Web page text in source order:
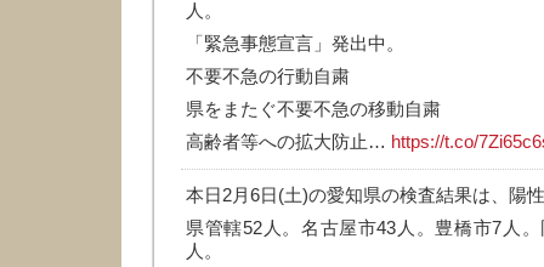
人。
「緊急事態宣言」発出中。
不要不急の行動自粛
県をまたぐ不要不急の移動自粛
高齢者等への拡大防止… https://t.co/
本日2月6日(土)の愛知県の検査結果は、陽
県管轄52人。名古屋市43人。豊橋市7人
人。